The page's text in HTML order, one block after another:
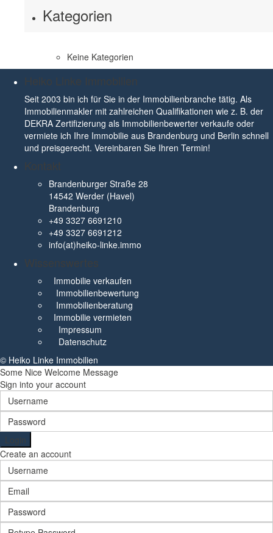
Kategorien
Keine Kategorien
Heiko Linke Immobilien
Seit 2003 bin ich für Sie in der Immobilienbranche tätig. Als
Immobilienmakler mit zahlreichen Qualifikationen wie z. B. der
DEKRA Zertifizierung als Immobilienbewerter verkaufe oder
vermiete ich Ihre Immobilie aus Brandenburg und Berlin schnell
und preisgerecht. Vereinbaren Sie Ihren Termin!
Kontakt
Brandenburger Straße 28
14542 Werder (Havel)
Brandenburg
+49 3327 6691210
+49 3327 6691212
info(at)heiko-linke.immo
Wissenswertes
Immobilie verkaufen
Immobilienbewertung
Immobilienberatung
Immobilie vermieten
Impressum
Datenschutz
© Heiko Linke Immobilien
Some Nice Welcome Message
Sign into your account
Login
Create an account